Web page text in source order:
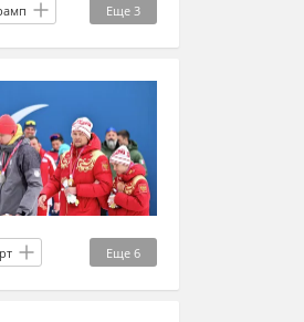
Еще 3
Еще 6